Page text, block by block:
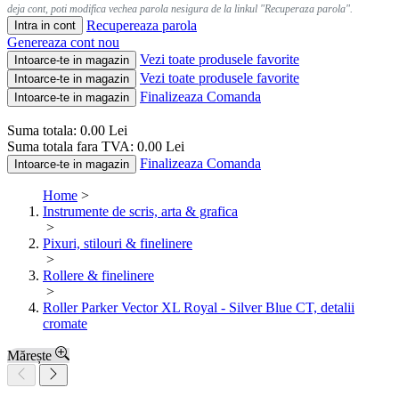
deja cont, poti modifica vechea parola nesigura de la linkul "Recuperaza parola".
Intra in cont
Recupereaza parola
Genereaza cont nou
Intoarce-te in magazin Vezi toate produsele favorite
Intoarce-te in magazin Vezi toate produsele favorite
Intoarce-te in magazin Finalizeaza Comanda
Suma totala: 0.00 Lei
Suma totala fara TVA: 0.00 Lei
Intoarce-te in magazin Finalizeaza Comanda
Home >
Instrumente de scris, arta & grafica
>
Pixuri, stilouri & finelinere
>
Rollere & finelinere
>
Roller Parker Vector XL Royal - Silver Blue CT, detalii
cromate
Mărește